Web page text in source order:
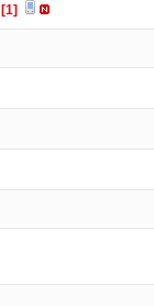
[1]